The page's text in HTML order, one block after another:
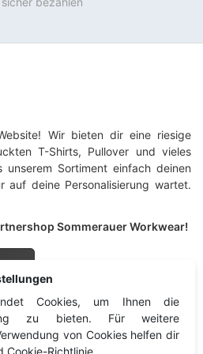
Cookies, um Ihnen die
zu bieten. Für weitere
von Cookies helfen dir
Cookie-Richtlinie.
Wir bieten dir eine riesige
T-Shirts, Pullover und vieles
Sortiment einfach deinen
auf deine Personalisierung wartet.
Sommerauer Workwear!
Information